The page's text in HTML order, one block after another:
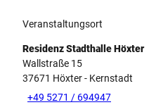
Veranstaltungsort
Residenz Stadthalle Höxter
Wallstraße 15
37671 Höxter- Kernstadt
+49 5271 / 694947